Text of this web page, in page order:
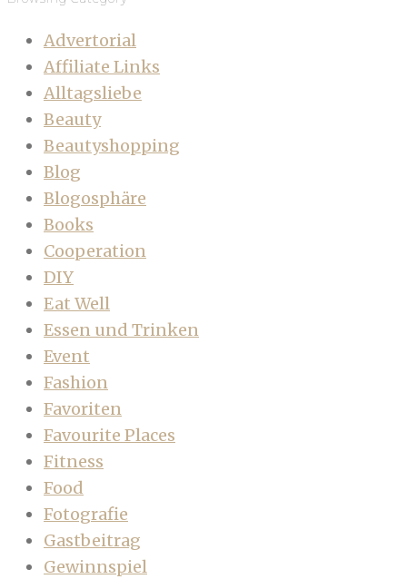
Advertorial
Affiliate Links
Alltagsliebe
Beauty
Beautyshopping
Blog
Blogosphäre
Books
Cooperation
DIY
Eat Well
Essen und Trinken
Event
Fashion
Favoriten
Favourite Places
Fitness
Food
Fotografie
Gastbeitrag
Gewinnspiel